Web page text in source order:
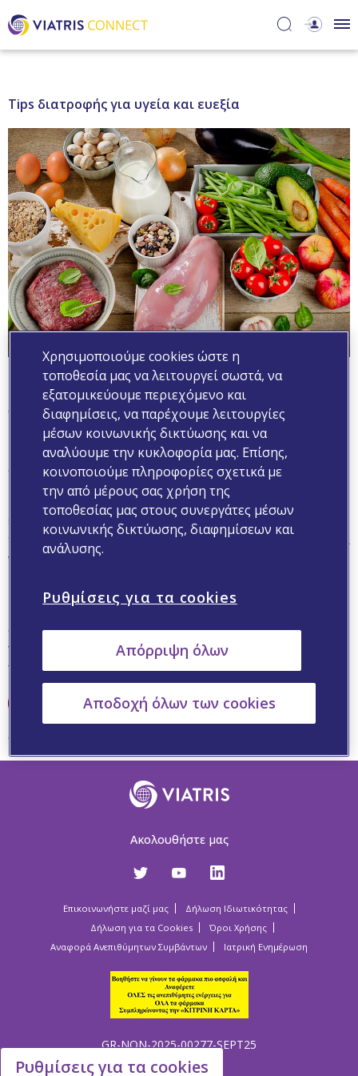
Tips διατροφής για υγεία και ευεξία
Γράφει η Βασιλική Κόρδα, δημοσιογράφος υγείας
Οι υγιεινές διατροφικές επιλογές μειώνουν τον
κίνδυνο πολλών χρόνιων παθήσεων, χαρίζοντας υγεία
και ενέργεια. Τι περιλαμβάνει, όμως, η υγιεινή
διατροφή;
Με τον όρο «ισορροπημένη διατροφή» εννοούμε
εκείνη που περιλαμβάνει τρόφιμα από όλες τις ομάδες
τροφίμων, καθώς καμία ομάδα αποκλειστικά δεν μπορεί
να παρέχει όλα όσα χρειάζεται το σώμα για καλή υγεία.
Με άλλα λόγια, εάν κανείς επιθυμεί να ακολουθήσει μια
υγιεινή διατροφή, θα πρέπει να καταναλώνει
δημητριακά ολικής άλεσης, φρούτα και λαχανικά,
γαλακτοκομικά προϊόντα και τρόφιμα πλούσια σε
πρωτεΐνες και υγιή λίπη.
Πατήστε για να διαβάσετε περισσότερα εδώ
GR-NON-2025-00091-MAR25
Ακολουθήστε μας
Επικοινωνήστε μαζί μας
Δήλωση Ιδιωτικότητας
Δήλωση για τα Cookies
Όροι Χρήσης
Αναφορά Ανεπιθύμητων Συμβάντων
Ιατρική Ενημέρωση
GR-NON-2025-00277-SEPT25
Ρυθμίσεις για τα cookies
Χρησιμοποιούμε cookies ώστε η
τοποθεσία μας να λειτουργεί σωστά, να
εξατομικεύουμε περιεχόμενο και
διαφημίσεις, να παρέχουμε λειτουργίες
μέσων κοινωνικής δικτύωσης και να
αναλύουμε την κυκλοφορία μας. Επίσης,
κοινοποιούμε πληροφορίες σχετικά με
την από μέρους σας χρήση της
τοποθεσίας μας στους συνεργάτες μέσων
κοινωνικής δικτύωσης, διαφημίσεων και
ανάλυσης.
Ρυθμίσεις για τα cookies
Απόρριψη όλων
Αποδοχή όλων των cookies